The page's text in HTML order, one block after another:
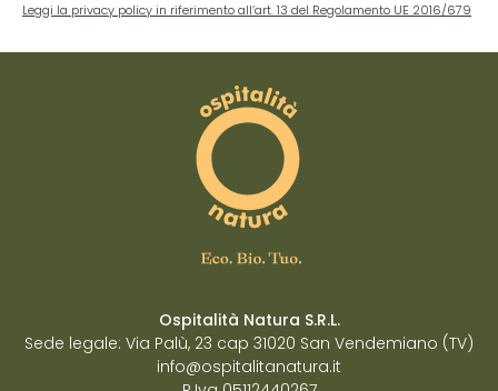
Leggi la privacy policy in riferimento all’art. 13 del Regolamento UE 2016/679
Ospitalità Natura S.R.L.
Sede legale: Via Palù, 23 cap 31020 San Vendemiano (TV)
info@ospitalitanatura.it